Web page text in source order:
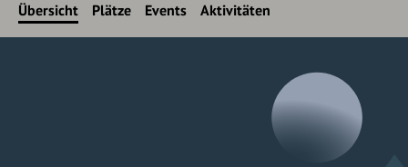
Übersicht Plätze Events Aktivitäten